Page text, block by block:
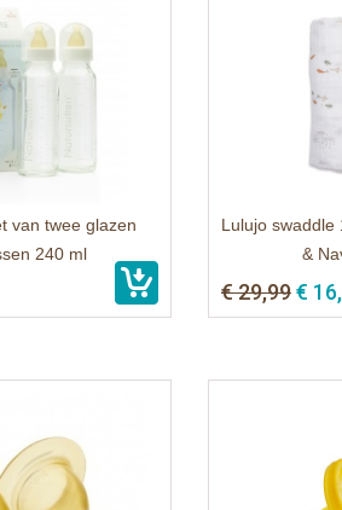
van twee glazen
240 ml
Lulujo swaddle
&
€ 29,99€